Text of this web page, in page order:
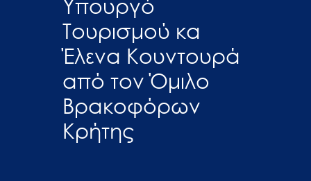
Τουρισμού κα
Έλενα Κουντουρά
από τον Όμιλο
Βρακοφόρων
Κρήτης